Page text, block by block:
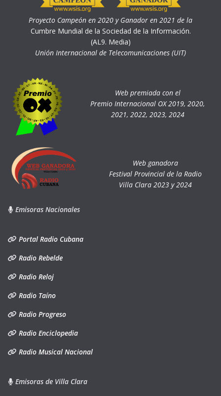
Proyecto Campeón en 2020 y Ganador en 2021 de la
Cumbre Mundial de la Sociedad de la Información.
(AL9. Media)
Unión Internacional de Telecomunicaciones (UIT)
Web premiada con el
Premio Internacional OX 2019, 2020,
2021, 2022, 2023, 2024
Web ganadora
Festival Provincial de la Radio
Villa Clara 2023 y 2024
Emisoras Nacionales
Portal Radio Cubana
Radio Rebelde
Radio Reloj
Radio Taíno
Radio Progreso
Radio Enciclopedia
Radio Musical Nacional
Emisoras de Villa Clara